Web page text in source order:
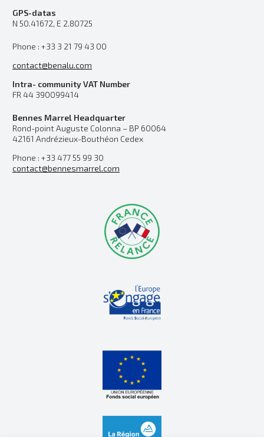
GPS-datas
N 50.41672, E 2.80725
Phone : +33 3 21 79 43 00
contact@benalu.com
Intra- community VAT Number
FR 44 390099414
Bennes Marrel Headquarter
Rond-point Auguste Colonna – BP 60064
42161 Andrézieux-Bouthéon Cedex
Phone : +33 477 55 99 30
contact@bennesmarrel.com